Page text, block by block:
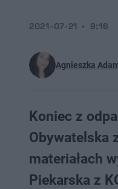
Agnieszka
2021-07-21 9:16
Koniec z
Obywatelska
materiałach
Piekarska z